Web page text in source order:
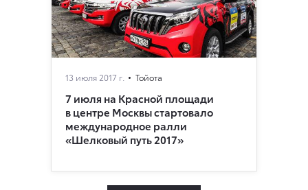
13 июля 2017 г. Тойота
7 июля на Красной площади
в центре Москвы стартовало
международное ралли
«Шелковый путь 2017»